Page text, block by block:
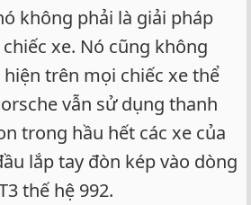
không phải là giải pháp
xe. Nó cũng không
trên mọi chiếc xe thể
vẫn sử dụng thanh
trong hầu hết các xe của
lắp tay đòn kép vào dòng
thế hệ 992.